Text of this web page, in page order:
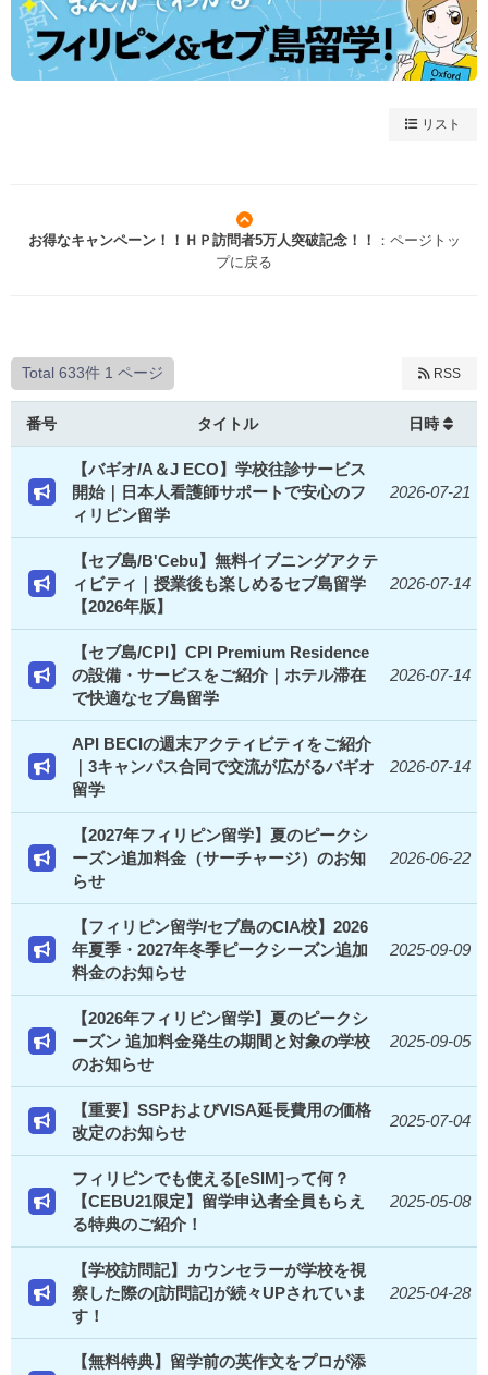
リスト
お得なキャンペーン！！ＨＰ訪問者5万人突破記念！！
：ページトッ
プに戻る
Total 633件 1 ページ RSS
番号 タイトル 日時
【バギオ/A＆J ECO】学校往診サービス
開始｜日本人看護師サポートで安心のフ
ィリピン留学
2026-07-21
【セブ島/B'Cebu】無料イブニングアクテ
ィビティ｜授業後も楽しめるセブ島留学
【2026年版】
2026-07-14
【セブ島/CPI】CPI Premium Residence
の設備・サービスをご紹介｜ホテル滞在
で快適なセブ島留学
2026-07-14
API BECIの週末アクティビティをご紹介
｜3キャンパス合同で交流が広がるバギオ
留学
2026-07-14
【2027年フィリピン留学】夏のピークシ
ーズン追加料金（サーチャージ）のお知
らせ
2026-06-22
【フィリピン留学/セブ島のCIA校】2026
年夏季・2027年冬季ピークシーズン追加
料金のお知らせ
2025-09-09
【2026年フィリピン留学】夏のピークシ
ーズン 追加料金発生の期間と対象の学校
のお知らせ
2025-09-05
【重要】SSPおよびVISA延長費用の価格
改定のお知らせ
2025-07-04
フィリピンでも使える[eSIM]って何？
【CEBU21限定】留学申込者全員もらえ
る特典のご紹介！
2025-05-08
【学校訪問記】カウンセラーが学校を視
察した際の[訪問記]が続々UPされていま
す！
2025-04-28
【無料特典】留学前の英作文をプロが添